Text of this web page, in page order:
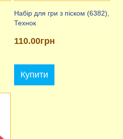
Набір для гри з піском (6382),
Технок
110.00грн
Купити